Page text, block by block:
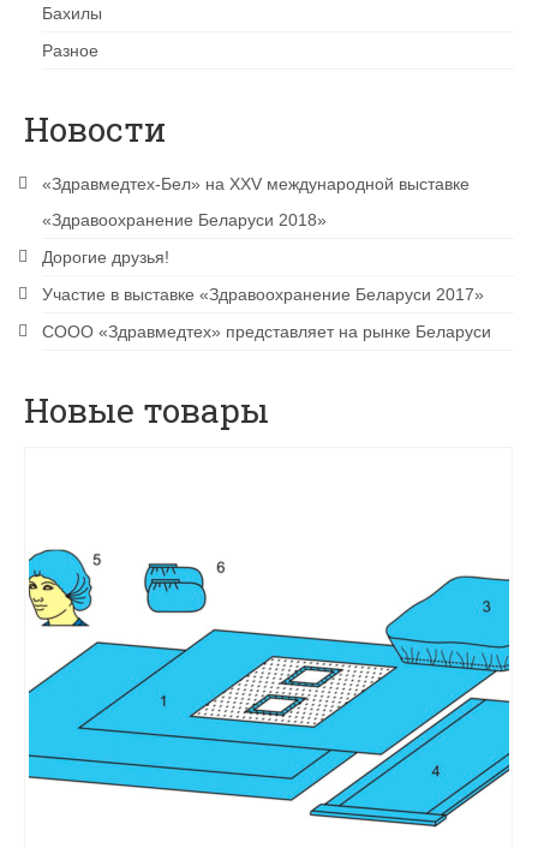
Бахилы
Разное
Новости
«Здравмедтех-Бел» на XXV международной выставке
«Здравоохранение Беларуси 2018»
Дорогие друзья!
Участие в выставке «Здравоохранение Беларуси 2017»
CООО «Здравмедтех» представляет на рынке Беларуси
Новые товары